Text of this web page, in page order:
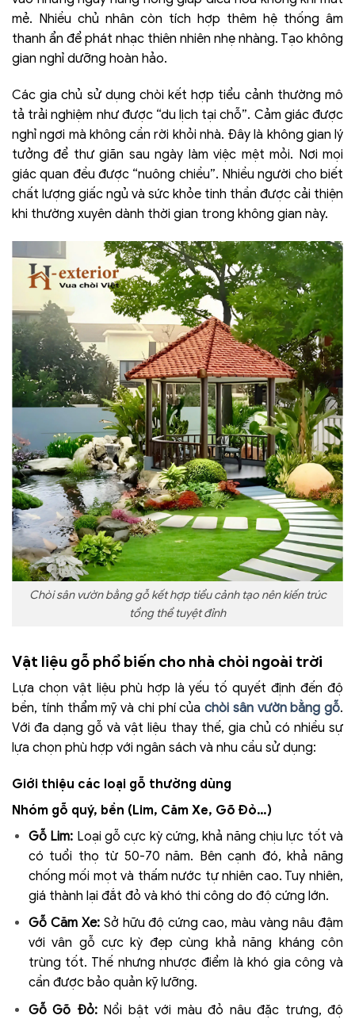
mẻ. Nhiều chủ nhân còn tích hợp thêm hệ thống âm
thanh ẩn để phát nhạc thiên nhiên nhẹ nhàng. Tạo không
gian nghỉ dưỡng hoàn hảo.
Các gia chủ sử dụng chòi kết hợp tiểu cảnh thường mô
tả trải nghiệm như được “du lịch tại chỗ”. Cảm giác được
nghỉ ngơi mà không cần rời khỏi nhà. Đây là không gian lý
tưởng để thư giãn sau ngày làm việc mệt mỏi. Nơi mọi
giác quan đều được “nuông chiều”. Nhiều người cho biết
chất lượng giấc ngủ và sức khỏe tinh thần được cải thiện
khi thường xuyên dành thời gian trong không gian này.
Chòi sân vườn bằng gỗ kết hợp tiểu cảnh tạo nên kiến trúc
tổng thể tuyệt đỉnh
Vật liệu gỗ phổ biến cho nhà chòi ngoài trời
Lựa chọn vật liệu phù hợp là yếu tố quyết định đến độ
bền, tính thẩm mỹ và chi phí của chòi sân vườn bằng gỗ.
Với đa dạng gỗ và vật liệu thay thế, gia chủ có nhiều sự
lựa chọn phù hợp với ngân sách và nhu cầu sử dụng:
Giới thiệu các loại gỗ thường dùng
Nhóm gỗ quý, bền (Lim, Căm Xe, Gõ Đỏ…)
Gỗ Lim: Loại gỗ cực kỳ cứng, khả năng chịu lực tốt và
có tuổi thọ từ 50-70 năm. Bên cạnh đó, khả năng
chống mối mọt và thấm nước tự nhiên cao. Tuy nhiên,
giá thành lại đắt đỏ và khó thi công do độ cứng lớn.
Gỗ Căm Xe:Sở hữu độ cứng cao, màu vàng nâu đậm
với vân gỗ cực kỳ đẹp cùng khả năng kháng côn
trùng tốt. Thế nhưng nhược điểm là khó gia công và
cần được bảo quản kỹ lưỡng.
Gỗ Gõ Đỏ:Nổi bật với màu đỏ nâu đặc trưng, độ